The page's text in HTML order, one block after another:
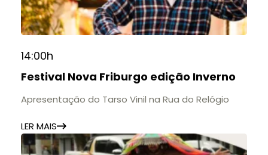
14:00h
Festival Nova Friburgo edição Inverno
Apresentação do Tarso Vinil na Rua do Relógio
LER MAIS